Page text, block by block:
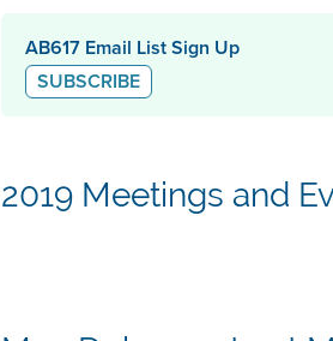
AB617 Email List Sign Up
SUBSCRIBE
2019 Meetings and